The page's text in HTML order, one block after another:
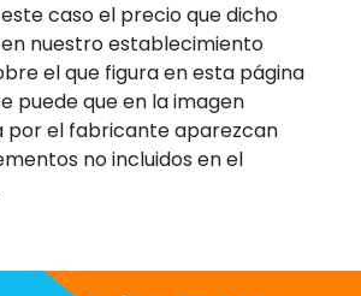
caso el precio que dicho
nuestro establecimiento
el que figura en esta página
puede que en la imagen
por el fabricante aparezcan
no incluidos en el